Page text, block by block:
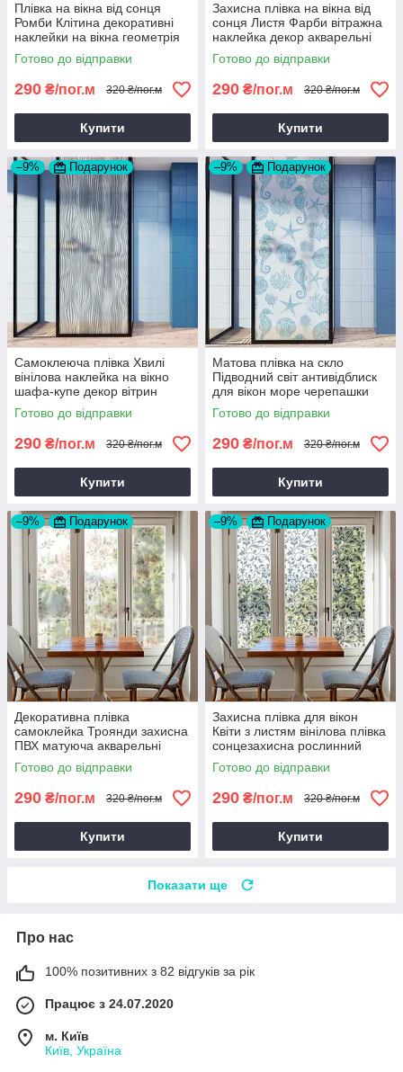
Плівка на вікна від сонця
Ромби Клітина декоративні
наклейки на вікна геометрія
сонцезахисна ПВХ 1 пог.м
Готово до відправки
290 ₴/пог.м 320 ₴/пог.м
Купити
Захисна плівка на вікна від
сонця Листя Фарби вітражна
наклейка декор акварельні
наклейки ПВХ 1 пог.м
Готово до відправки
290 ₴/пог.м 320 ₴/пог.м
Купити
–9% Подарунок
Самоклеюча плівка Хвилі
вінілова наклейка на вікно
шафа-купе декор вітрин
перегородок лінії 1 пог.м
Готово до відправки
290 ₴/пог.м 320 ₴/пог.м
Купити
–9% Подарунок
Матова плівка на скло
Підводний світ антивідблиск
для вікон море черепашки
морський коник 1 пог.м
Готово до відправки
290 ₴/пог.м 320 ₴/пог.м
Купити
–9% Подарунок
Декоративна плівка
самоклейка Троянди захисна
ПВХ матуюча акварельні
квіти пишні троянди 1 пог.м
Готово до відправки
290 ₴/пог.м 320 ₴/пог.м
Купити
–9% Подарунок
Захисна плівка для вікон
Квіти з листям вінілова плівка
сонцезахисна рослинний
орнамент 1 пог.м
Готово до відправки
290 ₴/пог.м 320 ₴/пог.м
Купити
Показати ще
Про нас
100% позитивних з 82 відгуків за рік
Працює з 24.07.2020
м. Київ
Київ, Україна